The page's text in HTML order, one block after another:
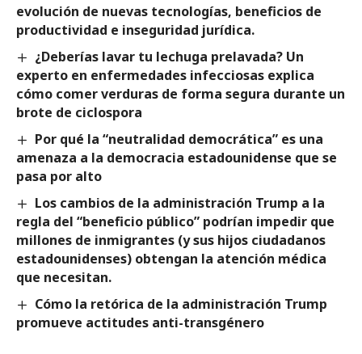
evolución de nuevas tecnologías, beneficios de
productividad e inseguridad jurídica.
¿Deberías lavar tu lechuga prelavada? Un
experto en enfermedades infecciosas explica
cómo comer verduras de forma segura durante un
brote de ciclospora
Por qué la “neutralidad democrática” es una
amenaza a la democracia estadounidense que se
pasa por alto
Los cambios de la administración Trump a la
regla del “beneficio público” podrían impedir que
millones de inmigrantes (y sus hijos ciudadanos
estadounidenses) obtengan la atención médica
que necesitan.
Cómo la retórica de la administración Trump
promueve actitudes anti-transgénero